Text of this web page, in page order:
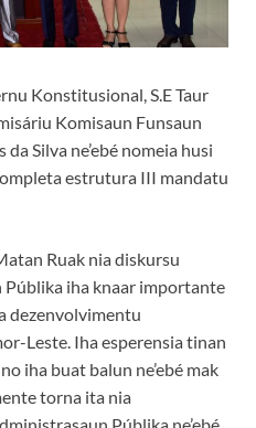
Konstitusional, S.E Taur
Komisaun Funsaun
Silva ne’ebé nomeia husi
estrutura III mandatu
Ruak nia diskursu
Públika iha knaar importante
dezenvolvimentu
Leste. Iha esperensia tinan
iha buat balun ne’ebé mak
torna ita nia